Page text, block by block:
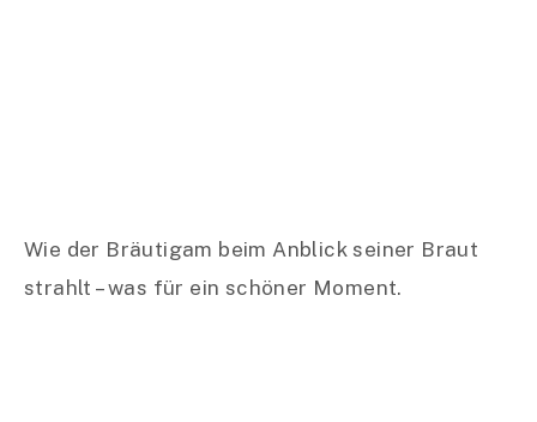
Wie der Bräutigam beim Anblick seiner Braut
strahlt – was für ein schöner Moment.